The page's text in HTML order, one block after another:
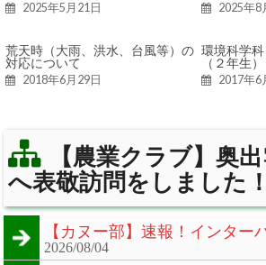
2025年5月21日 2025年8
荒天時（大雨、洪水、台風等）の
対応について
2018年6月29日
環境科学
（２年生）
2017年6
【農業クラブ】奥
へ表敬訪問をしました
【カヌー部】速報！インター
2026/08/04